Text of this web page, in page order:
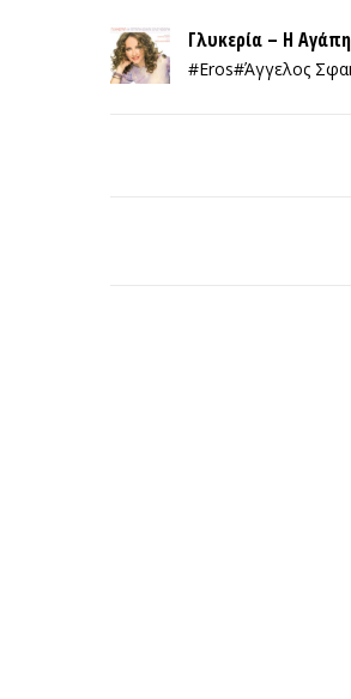
Γλυκερία – Η
#Eros#Άγγελος